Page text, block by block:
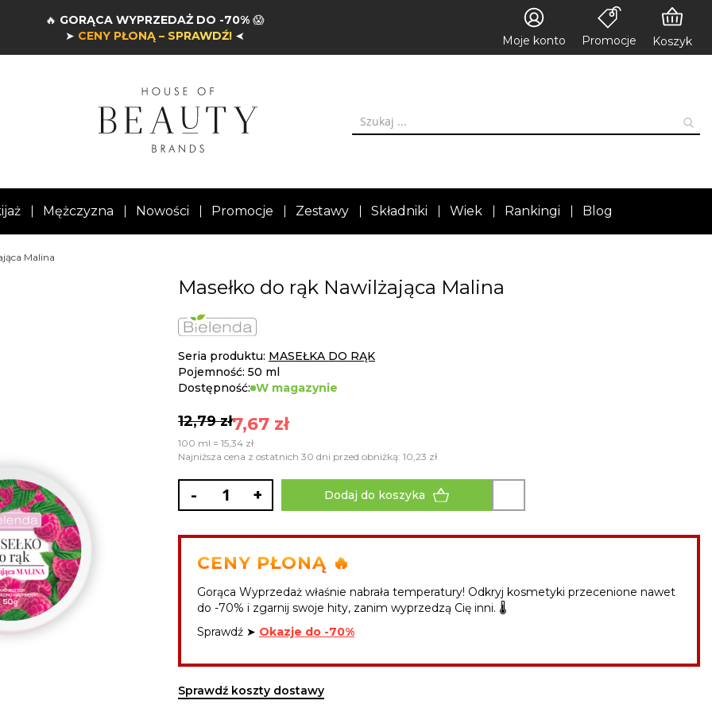
🔥 GORĄCA WYPRZEDAŻ DO -70%😱
➤ CENY PŁONĄ – SPRAWDŹ! ➤ Moje konto Promocje Koszyk
Mężczyzna Nowości Promocje Zestawy Składniki Wiek Rankingi Blog
Malina
Masełko do rąk Nawilżająca Malina
Seria produktu: MASEŁKA DO RĄK
Pojemność: 50 ml
Dostępność: W magazynie
7,67 zł
12,79 zł
100 ml = 15,34 zł
Najniższa cena z ostatnich 30 dni przed obniżką: 10,23 zł
- + Dodaj do koszyka
CENY PŁONĄ 🔥
Gorąca Wyprzedaż właśnie nabrała temperatury! Odkryj kosmetyki przecenione nawet
do -70% i zgarnij swoje hity, zanim wyprzedzą Cię inni. 🌡️
Sprawdź ➤ Okazje do -70%
Sprawdź koszty dostawy